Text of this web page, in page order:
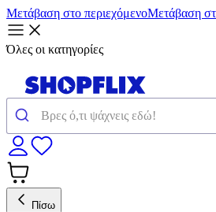
Μετάβαση στο περιεχόμενοΜετάβαση
Όλες οι κατηγορίες
Πίσω